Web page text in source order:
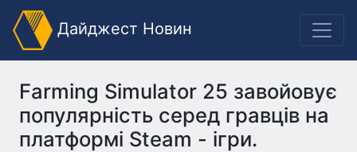
Дайджест Новин
Farming Simulator 25 завойовує
популярність серед гравців на
платформі Steam - ігри.